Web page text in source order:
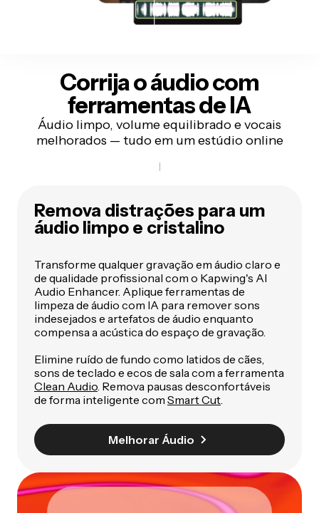
Corrija o áudio com
ferramentas de IA
Áudio limpo, volume equilibrado e vocais
melhorados — tudo em um estúdio online
Remova distrações para um
áudio limpo e cristalino
Transforme qualquer gravação em áudio claro e
de qualidade profissional com o Kapwing's AI
Audio Enhancer. Aplique ferramentas de
limpeza de áudio com IA para remover sons
indesejados e artefatos de áudio enquanto
compensa a acústica do espaço de gravação.
Elimine ruído de fundo como latidos de cães,
sons de teclado e ecos de sala com a ferramenta
Clean Audio . Remova pausas desconfortáveis
de forma inteligente com Smart Cut
Melhorar Áudio